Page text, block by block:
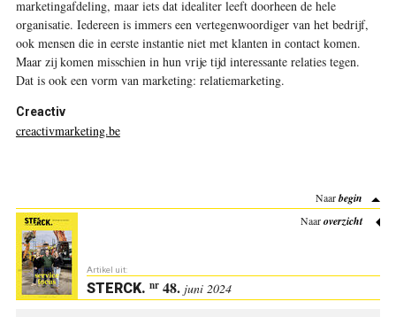
marketingafdeling, maar iets dat idealiter leeft doorheen de hele
organisatie. Iedereen is immers een vertegenwoordiger van het bedrijf,
ook mensen die in eerste instantie niet met klanten in contact komen.
Maar zij komen misschien in hun vrije tijd interessante relaties tegen.
Dat is ook een vorm van marketing: relatiemarketing.
Creactiv
creactivmarketing.be
Naarbegin
Naaroverzicht
Artikel uit:
STERCK. nr48. juni 2024